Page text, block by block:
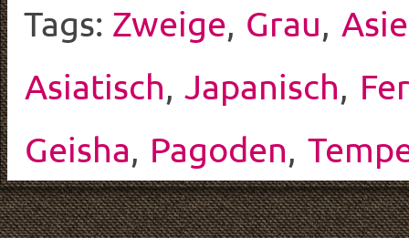
Tags: Zweige, Grau,
Asiatisch, Japanisch,
Geisha, Pagoden,